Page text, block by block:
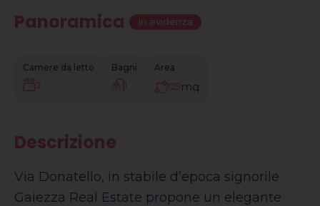
Panoramica In evidenza
Camere da letto
2
Bagni
1
Area
125 mq
Descrizione
Via Donatello, in stabile d’epoca signorile
Gaiezza Real Estate propone un elegante